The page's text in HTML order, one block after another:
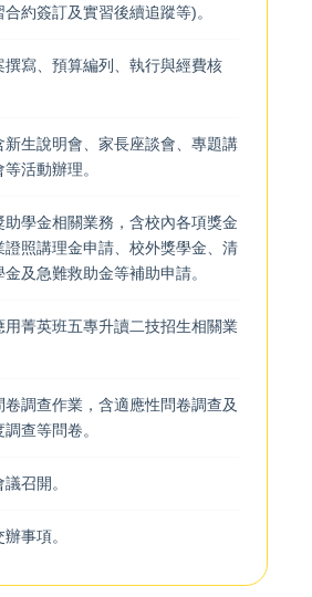
約簽訂及實習後續追蹤等)。
撰寫、預算編列、執行與經費核
新生說明會、家長座談會、專題講
活動辦理。
助學金相關業務，含校內各項獎金
證照講理金申請、校外獎學金、清
及急難救助金等補助申請。
用菁英班五專升讀二技招生相關業
卷調查作業，含適應性問卷調查及
查等問卷。
召開。
事項。